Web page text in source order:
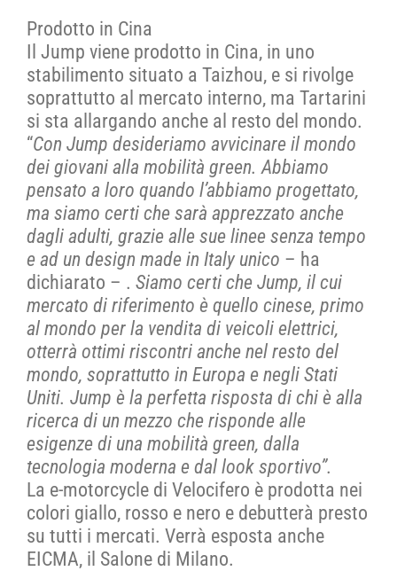
Prodotto in Cina
Il Jump viene prodotto in Cina, in uno
stabilimento situato a Taizhou, e si rivolge
soprattutto al mercato interno, ma Tartarini
si sta allargando anche al resto del mondo.
“Con Jump desideriamo avvicinare il mondo
dei giovani alla mobilità green. Abbiamo
pensato a loro quando l’abbiamo progettato,
ma siamo certi che sarà apprezzato anche
dagli adulti, grazie alle sue linee senza tempo
e ad un design made in Italy unico – ha
dichiarato – . Siamo certi che Jump, il cui
mercato di riferimento è quello cinese, primo
al mondo per la vendita di veicoli elettrici,
otterrà ottimi riscontri anche nel resto del
mondo, soprattutto in Europa e negli Stati
Uniti. Jump è la perfetta risposta di chi è alla
ricerca di un mezzo che risponde alle
esigenze di una mobilità green, dalla
tecnologia moderna e dal look sportivo”.
La e-motorcycle di Velocifero è prodotta nei
colori giallo, rosso e nero e debutterà presto
su tutti i mercati. Verrà esposta anche
EICMA, il Salone di Milano.